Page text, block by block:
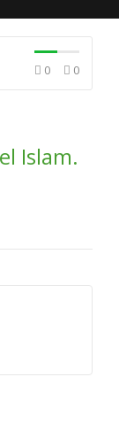
El Profeta
0 0
Islam.